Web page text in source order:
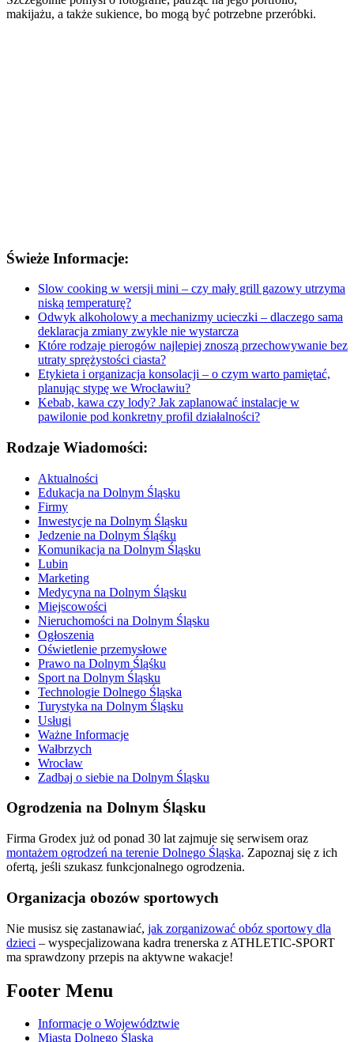
makijażu, a także sukience, bo mogą być potrzebne przeróbki.
Świeże Informacje:
Slow cooking w wersji mini – czy mały grill gazowy utrzyma
niską temperaturę?
Odwyk alkoholowy a mechanizmy ucieczki – dlaczego sama
deklaracja zmiany zwykle nie wystarcza
Które rodzaje pierogów najlepiej znoszą przechowywanie bez
utraty sprężystości ciasta?
Etykieta i organizacja konsolacji – o czym warto pamiętać,
planując stypę we Wrocławiu?
Kebab, kawa czy lody? Jak zaplanować instalacje w
pawilonie pod konkretny profil działalności?
Rodzaje Wiadomości:
Aktualności
Edukacja na Dolnym Śląsku
Firmy
Inwestycje na Dolnym Śląsku
Jedzenie na Dolnym Śląśku
Komunikacja na Dolnym Śląsku
Lubin
Marketing
Medycyna na Dolnym Śląsku
Miejscowości
Nieruchomości na Dolnym Śląsku
Ogłoszenia
Oświetlenie przemysłowe
Prawo na Dolnym Śląśku
Sport na Dolnym Śląsku
Technologie Dolnego Śląska
Turystyka na Dolnym Śląsku
Usługi
Ważne Informacje
Wałbrzych
Wrocław
Zadbaj o siebie na Dolnym Śląsku
Ogrodzenia na Dolnym Śląsku
Firma Grodex już od ponad 30 lat zajmuje się serwisem oraz
montażem ogrodzeń na terenie Dolnego Śląska. Zapoznaj się z ich
ofertą, jeśli szukasz funkcjonalnego ogrodzenia.
Organizacja obozów sportowych
Nie musisz się zastanawiać, jak zorganizować obóz sportowy dla
dzieci – wyspecjalizowana kadra trenerska z ATHLETIC-SPORT
ma sprawdzony przepis na aktywne wakacje!
Footer Menu
Informacje o Województwie
Miasta Dolnego Śląska